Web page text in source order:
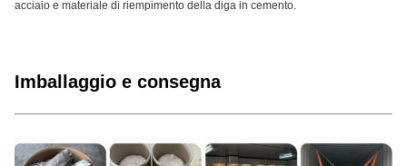
acciaio e materiale di riempimento della diga in cemento.
Imballaggio e consegna